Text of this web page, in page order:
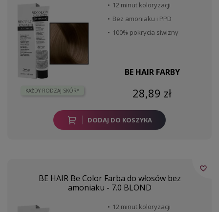
KAŻDY RODZAJ SKÓRY
12 minut koloryzacji
Bez amoniaku i PPD
100% pokrycia siwizny
BE HAIR FARBY
28,89 zł
DODAJ DO KOSZYKA
BE HAIR Be Color Farba do włosów bez
amoniaku - 7.0 BLOND
12 minut koloryzacji
favorite_border